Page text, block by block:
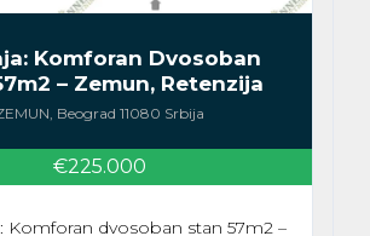
Komforan Dvosoban
– Zemun, Retenzija
Beograd 11080 Srbija
€225.000
Komforan dvosoban stan 57m2 –